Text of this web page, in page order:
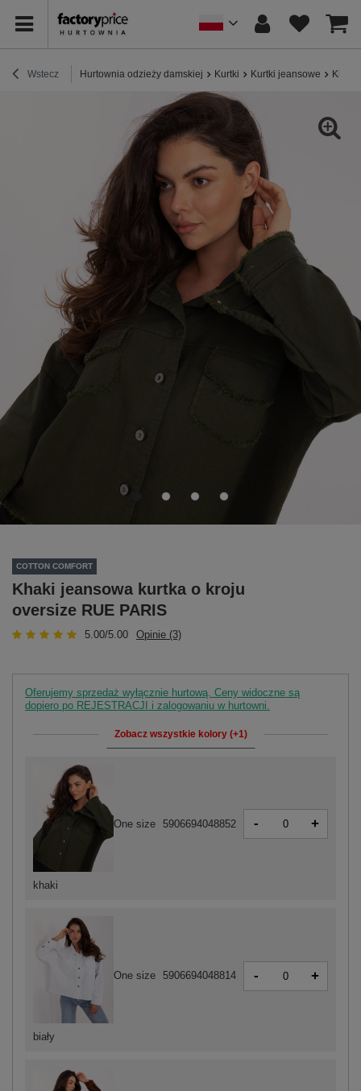
Wstecz Hurtownia odzieży damskiej Kurtki Kurtki jeansowe Khaki
COTTON COMFORT
Khaki jeansowa kurtka o kroju
oversize RUE PARIS
5.00/5.00 Opinie (3)
Oferujemy sprzedaż wyłącznie hurtową. Ceny widoczne są
dopiero po REJESTRACJI i zalogowaniu w hurtowni.
Zobacz wszystkie kolory (+1)
biały
One size 5906694048814 - +
khaki
One size 5906694048852 - +